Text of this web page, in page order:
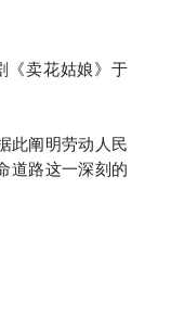
《卖花姑娘》于
此阐明劳动人民
道路这一深刻的